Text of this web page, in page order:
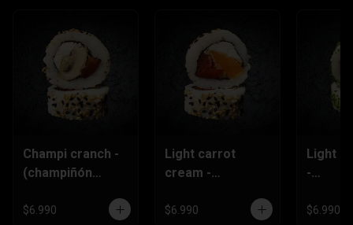
Champi cranch -
(champiñón
crema,pimentón)
$6.990
Light carrot
cream -
tempura,
$6.990
Light
-
,queso
$6.990